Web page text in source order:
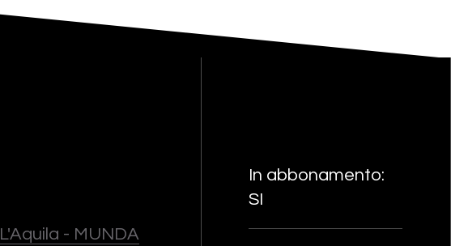
L'Aquila - MUNDA
In abbonamento:
SI